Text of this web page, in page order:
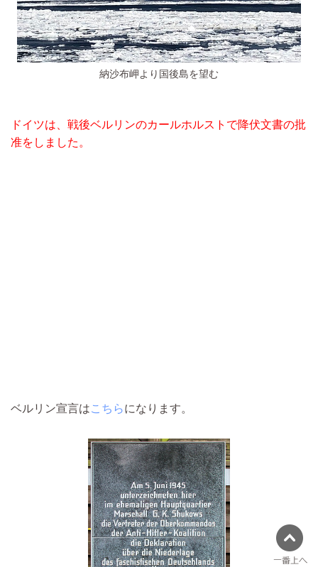
納沙布岬より国後島を望む
ドイツは、戦後ベルリンのカールホルストで降伏文書の批
准をしました。
ベルリン宣言はこちらになります。